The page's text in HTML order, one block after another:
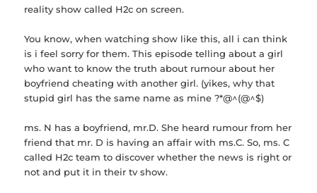
reality show called H2c on screen.
You know, when watching show like this, all i can think
is i feel sorry for them. This episode telling about a girl
who want to know the truth about rumour about her
boyfriend cheating with another girl. (yikes, why that
stupid girl has the same name as mine ?*@^(@^$)
ms. N has a boyfriend, mr.D. She heard rumour from her
friend that mr. D is having an affair with ms.C. So, ms. C
called H2c team to discover whether the news is right or
not and put it in their tv show.